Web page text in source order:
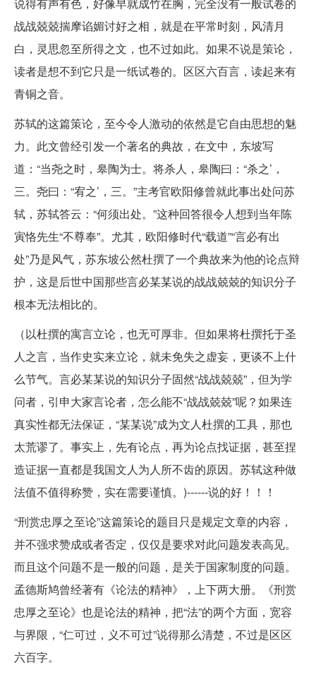
战战兢兢揣摩谄媚讨好之相，就是在平常时刻，风清月
白，灵思忽至所得之文，也不过如此。如果不说是策论，
读者是想不到它只是一纸试卷的。区区六百言，读起来有
青铜之音。
苏轼的这篇策论，至今令人激动的依然是它自由思想的魅
力。此文曾经引发一个著名的典故，在文中，东坡写
道：“当尧之时，皋陶为士。将杀人，皋陶曰：“杀之’，
三。尧曰：“宥之’，三。”主考官欧阳修曾就此事出处问苏
轼，苏轼答云：“何须出处。”这种回答很令人想到当年陈
寅恪先生“不尊奉”。尤其，欧阳修时代“载道”“言必有出
处”乃是风气，苏东坡公然杜撰了一个典故来为他的论点辩
护，这是后世中国那些言必某某说的战战兢兢的知识分子
根本无法相比的。
（以杜撰的寓言立论，也无可厚非。但如果将杜撰托于圣
人之言，当作史实来立论，就未免失之虚妄，更谈不上什
么节气。言必某某说的知识分子固然“战战兢兢”，但为学
问者，引申大家言论者，怎么能不“战战兢兢”呢？如果连
真实性都无法保证，“某某说”成为文人杜撰的工具，那也
太荒谬了。事实上，先有论点，再为论点找证据，甚至捏
造证据一直都是我国文人为人所不齿的原因。苏轼这种做
法值不值得称赞，实在需要谨慎。)------说的好！！！
“刑赏忠厚之至论”这篇策论的题目只是规定文章的内容，
并不强求赞成或者否定，仅仅是要求对此问题发表高见。
而且这个问题不是一般的问题，是关于国家制度的问题。
孟德斯鸠曾经著有《论法的精神》，上下两大册。《刑赏
忠厚之至论》也是论法的精神，把“法”的两个方面，宽容
与界限，“仁可过，义不可过”说得那么清楚，不过是区区
六百字。